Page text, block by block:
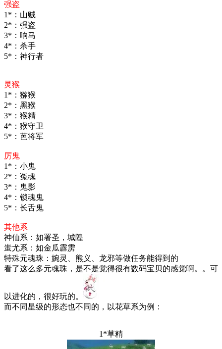
强盗
1*：山贼
2*：强盗
3*：响马
4*：杀手
5*：神行者
灵猴
1*：猕猴
2*：黑猴
3*：猴精
4*：猴守卫
5*：芭将军
厉鬼
1*：小鬼
2*：冤魂
3*：鬼影
4*：锁魂鬼
5*：长舌鬼
其他系
神仙系：如署圣，城隍
蚩尤系：如金瓜霹雳
特殊元魂珠：婉灵、熊义、龙邪等做任务能得到的
看了这么多元魂珠，是不是觉得很有数码宝贝的感觉啊。。可
以进化的，很好玩的。
而不同星级的形态也不同的，以花草系为例：
1*草精